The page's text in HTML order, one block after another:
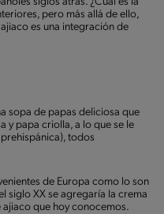
pero más allá de ello,
es una integración de
sopa de papas deliciosa que
y papa criolla, a lo que se le
todos
de Europa como lo son
siglo XX se agregaría la crema
que hoy conocemos.